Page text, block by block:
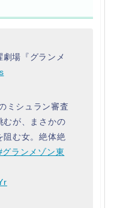
場『グランメ
ミシュラン審査
むが、まさかの
阻む女。絶体絶
グランメゾン東